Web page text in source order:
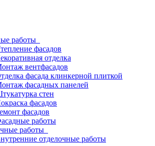
работы
фасадов
отделка
вентфасадов
фасада клинкерной плиткой
фасадных панелей
стен
фасадов
фасадов
работы
работы
отделочные работы